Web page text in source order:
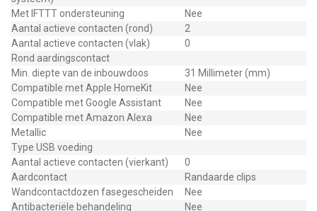
Met IFTTT ondersteuning
Nee
Aantal actieve contacten (rond)
2
Aantal actieve contacten (vlak)
0
Rond aardingscontact
Min. diepte van de inbouwdoos
31 Millimeter (mm)
Compatible met Apple HomeKit
Nee
Compatible met Google Assistant
Nee
Compatible met Amazon Alexa
Nee
Metallic
Nee
Type USB voeding
Aantal actieve contacten (vierkant)
0
Aardcontact
Randaarde clips
Wandcontactdozen fasegescheiden
Nee
Antibacteriële behandeling
Nee